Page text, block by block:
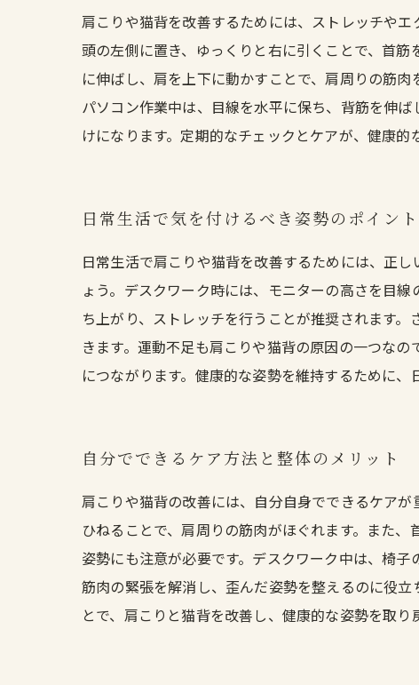
肩こりや猫背を改善するためには、ストレッチや
頭の左側に置き、ゆっくりと右に引くことで、首
に伸ばし、肩を上下に動かすことで、肩周りの筋
パソコン作業中は、目線を水平に保ち、背筋を伸
けになります。定期的なチェックとケアが、健康的
日常生活で気を付けるべき姿勢のポイント
日常生活で肩こりや猫背を改善するためには、正
ょう。デスクワーク時には、モニターの高さを目
ち上がり、ストレッチを行うことが推奨されます
きます。運動不足も肩こりや猫背の原因の一つな
につながります。健康的な姿勢を維持するために
自分でできるケア方法と整体のメリット
肩こりや猫背の改善には、自分自身でできるケア
ひねることで、肩周りの筋肉がほぐれます。また
姿勢にも注意が必要です。デスクワーク中は、椅
筋肉の緊張を解消し、歪んだ姿勢を整えるのに役
とで、肩こりと猫背を改善し、健康的な姿勢を取